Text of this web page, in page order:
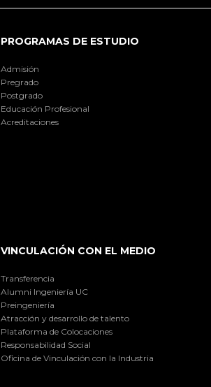
PROGRAMAS DE ESTUDIO
Admisión
Pregrado
Postgrado
Educación Profesional
Acreditaciones
VINCULACIÓN CON EL MEDIO
Transferencia
Alumni Ingeniería UC
Preingeniería
Atracción y desarrollo de talento
Plataforma de Colocaciones
Responsabilidad Social
Oficina de Vinculación con la Industria